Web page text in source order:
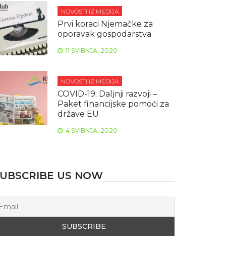
NOVOSTI IZ MEDIJA
Prvi koraci Njemačke za
oporavak gospodarstva
11 SVIBNJA, 2020
NOVOSTI IZ MEDIJA
COVID-19: Daljnji razvoji –
Paket financijske pomoći za
države EU
4 SVIBNJA, 2020
US NOW